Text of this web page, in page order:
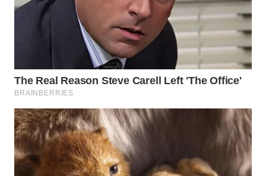
WN
MANDALIKA
WN
LABUANBAJO
WN
BORNEO